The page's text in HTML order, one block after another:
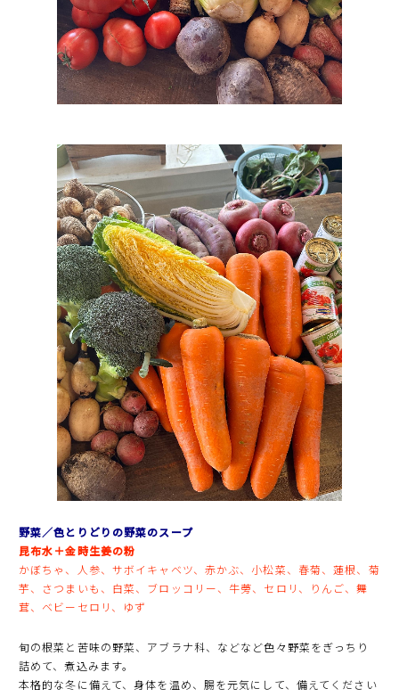
野菜／色とりどりの野菜のスープ
昆布水＋金時生姜の粉
かぼちゃ、人参、サボイキャベツ、赤かぶ、小松菜、春菊、蓮根、菊
芋、さつまいも、白菜、ブロッコリー、牛蒡、セロリ、りんご、舞
茸、ベビーセロリ、ゆず
旬の根菜と苦味の野菜、アブラナ科、などなど色々野菜をぎっちり
詰めて、煮込みます。
本格的な冬に備えて、身体を温め、腸を元気にして、備えてください